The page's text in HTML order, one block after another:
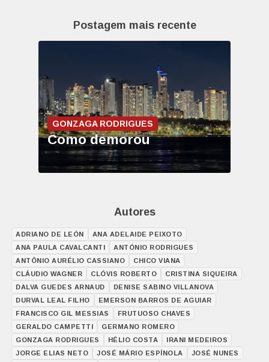
Postagem mais recente
GONZAGA RODRIGUES
Como demorou
Autores
ADRIANO DE LEÓN
ANA ADELAIDE PEIXOTO
ANA PAULA CAVALCANTI
ANTÓNIO RODRIGUES
ANTÔNIO AURÉLIO CASSIANO
CHICO VIANA
CLÁUDIO WAGNER
CLÓVIS ROBERTO
CRISTINA SIQUEIRA
DALVA GUEDES ARNAUD
DENISE SABINO VILLANOVA
DURVAL LEAL FILHO
EMERSON BARROS DE AGUIAR
FRANCISCO GIL MESSIAS
FRUTUOSO CHAVES
GERALDO CAMPETTI
GERMANO ROMERO
GONZAGA RODRIGUES
HÉLIO COSTA
IRANI MEDEIROS
JORGE ELIAS NETO
JOSÉ MÁRIO ESPÍNOLA
JOSÉ NUNES